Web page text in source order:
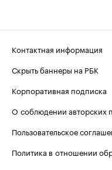
Контактная информация
Скрыть баннеры на РБК
Корпоративная подписка
О соблюдении авторских
Пользовательское
Политика в отношении